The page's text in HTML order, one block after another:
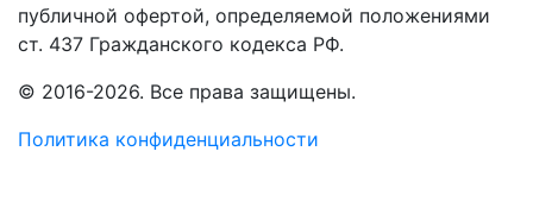
публичной офертой, определяемой положениями
ст. 437 Гражданского кодекса РФ.
© 2016-2026. Все права защищены.
Политика конфиденциальности